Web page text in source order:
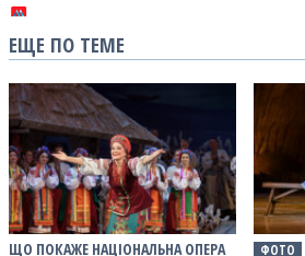
ЕЩЕ ПО ТЕМЕ
ЩО ПОКАЖЕ НАЦІОНАЛЬНА ОПЕРА
ФОТО